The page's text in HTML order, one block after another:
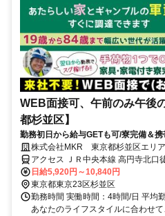
WEB面接可、午前のみ午後
都杉並区】
勤務初日から給与GETも可/寮完備＆
ライフスタイルに合わせて働けます
株式会社MKR 東京都杉並区エリア
アクセス ＪＲ中央本線 高円寺北口
新高円寺エレベータ出入口徒歩約
京都）南口徒歩約18分 東京都杉並
高円寺駅、高井戸駅)
日給5,920円～10,840円
東京都東京23区杉並区
勤務時間 実働時間：4時間/日 平均
あなたのライフスタイルに合わせ